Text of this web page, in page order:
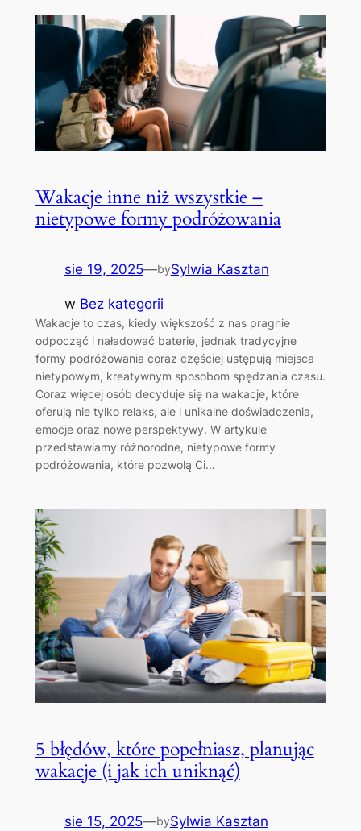
Wakacje inne niż wszystkie –
nietypowe formy podróżowania
sie 19, 2025—bySylwia Kasztan
w Bez kategorii
Wakacje to czas, kiedy większość z nas pragnie
odpocząć i naładować baterie, jednak tradycyjne
formy podróżowania coraz częściej ustępują miejsca
nietypowym, kreatywnym sposobom spędzania czasu.
Coraz więcej osób decyduje się na wakacje, które
oferują nie tylko relaks, ale i unikalne doświadczenia,
emocje oraz nowe perspektywy. W artykule
przedstawiamy różnorodne, nietypowe formy
podróżowania, które pozwolą Ci…
5 błędów, które popełniasz, planując
wakacje (i jak ich uniknąć)
sie 15, 2025—bySylwia Kasztan